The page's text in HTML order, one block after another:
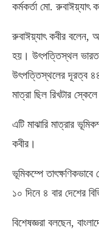
কর্মকর্তা মো. রুবাঈয়্যাৎ
রুবাঈয়্যাৎ কবীর বলেন,
হয়। উৎপত্তিস্থল ভারত ও
উৎপত্তিস্থলের দূরত্ব
মাত্রা ছিল রিখটার
এটি মাঝারি মাত্রার
কবীর।
ভূমিকম্পে
১০ দিনে ৪ বার দেশের
বিশেষজ্ঞরা বলছেন,